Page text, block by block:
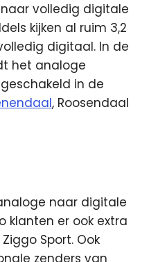
volledig digitale
kijken al ruim 3,2
digitaal. In de
het analoge
in de
, Roosendaal
naar digitale
klanten er ook extra
Sport. Ook